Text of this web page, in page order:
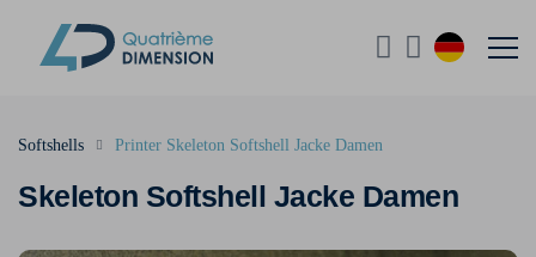
Skeleton Softshell Jacke Damen
Softshells Printer Skeleton Softshell Jacke Damen